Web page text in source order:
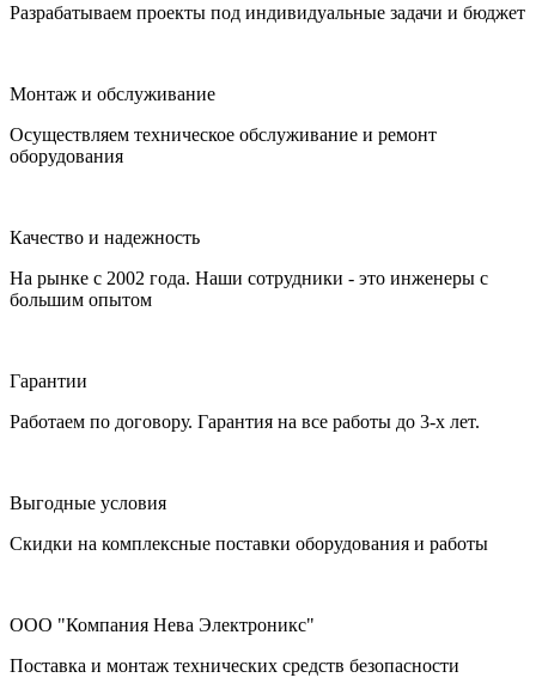
Разрабатываем проекты под индивидуальные задачи и бюджет
Монтаж и обслуживание
Осуществляем техническое обслуживание и ремонт
оборудования
Качество и надежность
На рынке с 2002 года. Наши сотрудники - это инженеры с
большим опытом
Гарантии
Работаем по договору. Гарантия на все работы до 3-х лет.
Выгодные условия
Скидки на комплексные поставки оборудования и работы
ООО "Компания Нева Электроникс"
Поставка и монтаж технических средств безопасности